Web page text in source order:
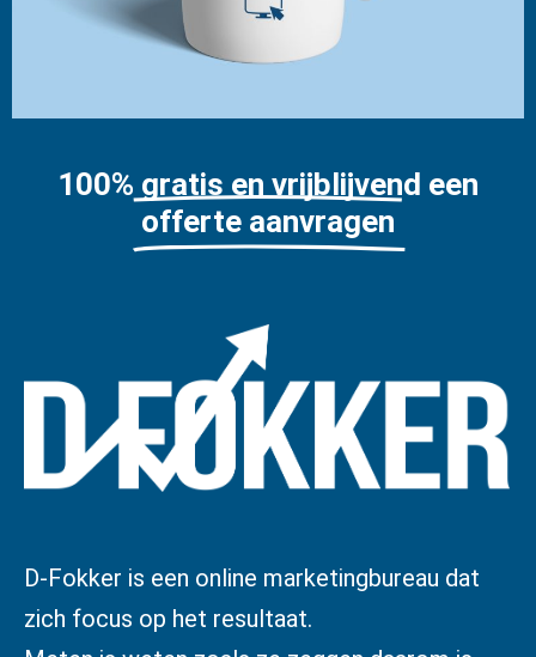
100% gratis en vrijblijvend een
offerte aanvragen
D-Fokker is een online marketingbureau dat
zich focus op het resultaat.